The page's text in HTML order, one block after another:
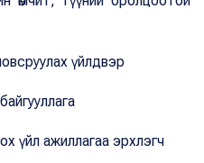
үйлдвэр
үйл ажиллагаа эрхлэгч